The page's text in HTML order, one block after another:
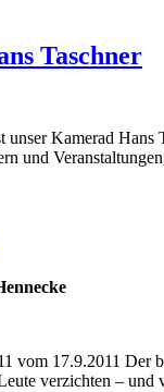
Taschner
Kamerad Hans
und
vom 17.9.2011
verzichten – und